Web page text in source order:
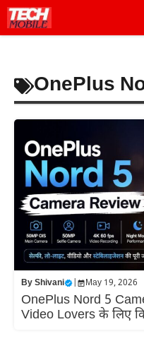
Skip
to
OnePlus
ByShivani May 19, 2026
OnePlus Nord 5
Video Lovers के लिए